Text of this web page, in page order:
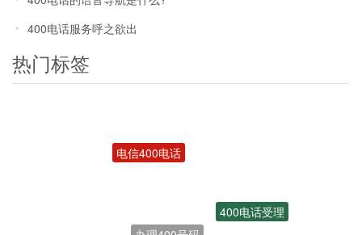
400电话服务呼之欲出
热门标签
400电话受理
电信400电话